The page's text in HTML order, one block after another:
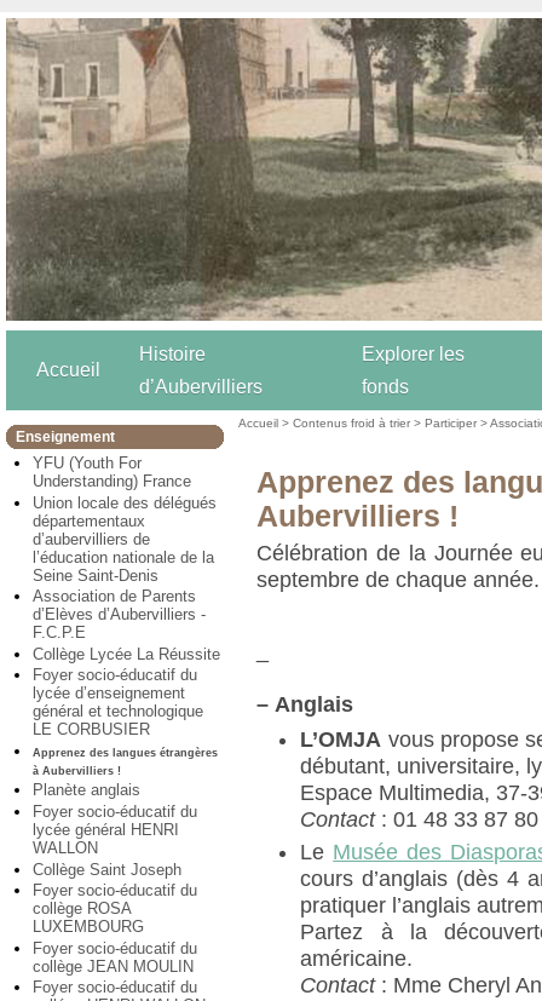
Accueil
Histoire
d’Aubervilliers
Explorer les
fonds
Enseignement
YFU (Youth For
Understanding) France
Union locale des délégués
départementaux
d’aubervilliers de
l’éducation nationale de la
Seine Saint-Denis
Association de Parents
d’Elèves d’Aubervilliers -
F.C.P.E
Collège Lycée La Réussite
Foyer socio-éducatif du
lycée d’enseignement
général et technologique
LE CORBUSIER
Apprenez des langues étrangères
à Aubervilliers !
Planète anglais
Foyer socio-éducatif du
lycée général HENRI
WALLON
Collège Saint Joseph
Foyer socio-éducatif du
collège ROSA
LUXEMBOURG
Foyer socio-éducatif du
collège JEAN MOULIN
Foyer socio-éducatif du
Accueil >Contenus froid à trier >Participer >
Apprenez des
Aubervilliers !
Célébration de la Journée
septembre de chaque année.
– Anglais
L’OMJA vous propose
débutant, universitaire,
Espace Multimedia, 37-
Contact: 01 48 33 87
Le Musée des
cours d’anglais (dès 4
pratiquer l’anglais
Partez à la
américaine.
Contact: Mme Cheryl